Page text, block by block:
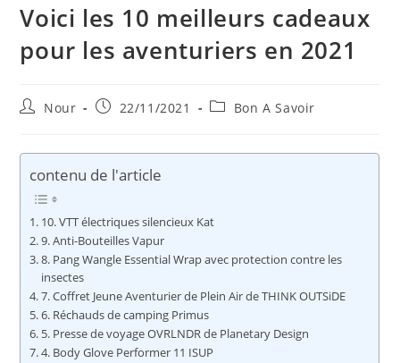
Voici les 10 meilleurs cadeaux
pour les aventuriers en 2021
Auteur/autrice
publication :
Nour
Publication
22/11/2021
PostBon A Savoir
contenu de l'article
10. VTT électriques silencieux Kat
9. Anti-Bouteilles Vapur
8. Pang Wangle Essential Wrap avec protection contre les
insectes
7. Coffret Jeune Aventurier de Plein Air de THINK OUTSiDE
6. Réchauds de camping Primus
5. Presse de voyage OVRLNDR de Planetary Design
4. Body Glove Performer 11 ISUP